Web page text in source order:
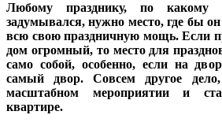
Любому празднику, по
задумывался, нужно место, где бы он
всю свою праздничную мощь. Если
дом огромный, то место для
само собой, особенно, если на
самый двор. Совсем другое
масштабном мероприятии и
квартире.